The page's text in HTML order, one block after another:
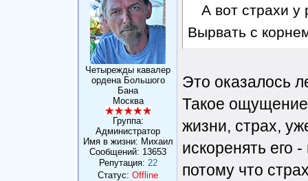
Четырежды кавалер
ордена Большого
Бана
Москва
Группа:
Администратор
Имя в жизни: Михаил
Сообщений: 13653
Репутация: 22
Статус: Offline
А вот страхи у
Вырвать с
Это оказалось
Такое
жизни, страх,
искоренять его
потому что